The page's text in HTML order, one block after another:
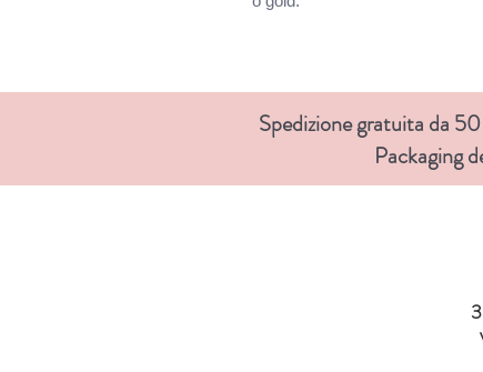
Spedizione gratuita da
Packaging